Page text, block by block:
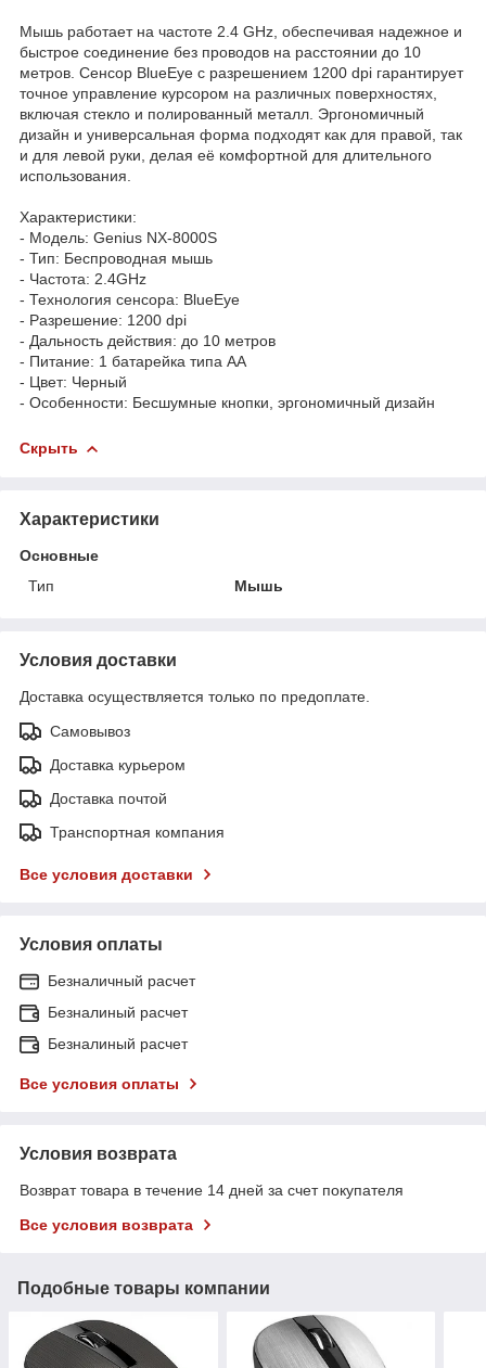
Мышь работает на частоте 2.4 GHz, обеспечивая надежное и
быстрое соединение без проводов на расстоянии до 10
метров. Сенсор BlueEye с разрешением 1200 dpi гарантирует
точное управление курсором на различных поверхностях,
включая стекло и полированный металл. Эргономичный
дизайн и универсальная форма подходят как для правой, так
и для левой руки, делая её комфортной для длительного
использования.
Характеристики:
- Модель: Genius NX-8000S
- Тип: Беспроводная мышь
- Частота: 2.4GHz
- Технология сенсора: BlueEye
- Разрешение: 1200 dpi
- Дальность действия: до 10 метров
- Питание: 1 батарейка типа AA
- Цвет: Черный
- Особенности: Бесшумные кнопки, эргономичный дизайн
Скрыть
Характеристики
Основные
Тип
Мышь
Условия доставки
Доставка осуществляется только по предоплате.
Самовывоз
Доставка курьером
Доставка почтой
Транспортная компания
Все условия доставки
Условия оплаты
Безналичный расчет
Безналиный расчет
Безналиный расчет
Все условия оплаты
Условия возврата
Возврат товара в течение 14 дней за счет покупателя
Все условия возврата
Подобные товары компании